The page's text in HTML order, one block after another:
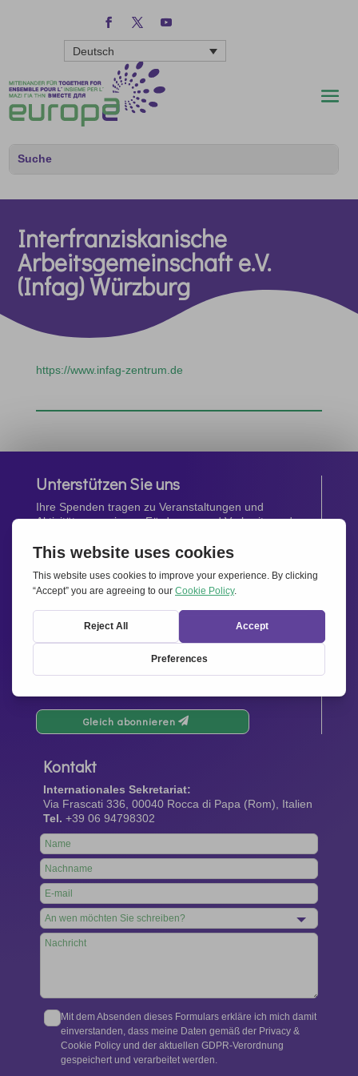
Deutsch
Interfranziskanische
Arbeitsgemeinschaft e.V.
(Infag) Würzburg
https://www.infag-zentrum.de
Unterstützen Sie uns
Ihre Spenden tragen zu Veranstaltungen und
Aktivitäten, sowie zur Förderung und Verbreitung des
Jetzt spenden
Newsletter
Bleiben Sie auf dem Laufenden mit den neuesten
Infos aus unserem Netzwerk.
Gleich abonnieren
Kontakt
Internationales Sekretariat:
Via Frascati 336, 00040 Rocca di Papa (Rom), Italien
Tel. +39 06 94798302
Leave
this
field
blank
Mit dem Absenden dieses Formulars erkläre ich mich damit
einverstanden, dass meine Daten gemäß der Privacy &
Cookie Policy und der aktuellen GDPR-Verordnung
gespeichert und verarbeitet werden.